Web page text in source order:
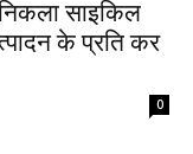
साइकिल
के प्रति कर
0